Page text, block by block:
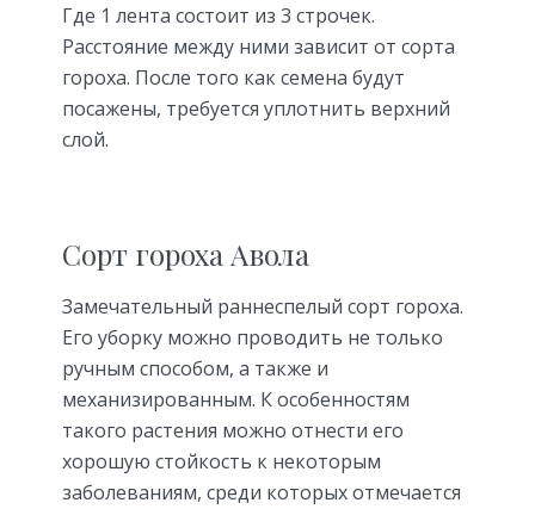
Где 1 лента состоит из 3 строчек.
Расстояние между ними зависит от сорта
гороха. После того как семена будут
посажены, требуется уплотнить верхний
слой.
Сорт гороха Авола
Замечательный раннеспелый сорт гороха.
Его уборку можно проводить не только
ручным способом, а также и
механизированным. К особенностям
такого растения можно отнести его
хорошую стойкость к некоторым
заболеваниям, среди которых отмечается